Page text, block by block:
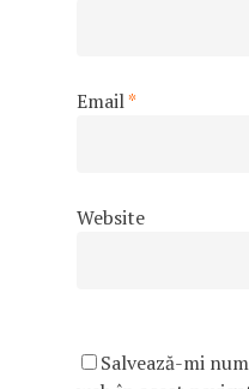
Email*
Website
Salvează-mi